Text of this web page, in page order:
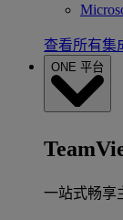
查看所有集
ONE 平台
一站式畅享